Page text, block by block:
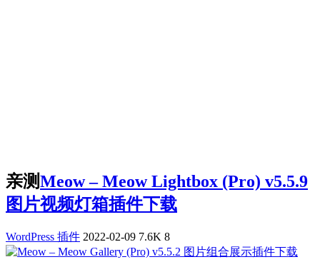
亲测Meow – Meow Lightbox (Pro) v5.5.9
图片视频灯箱插件下载
WordPress 插件 2022-02-09 7.6K 8